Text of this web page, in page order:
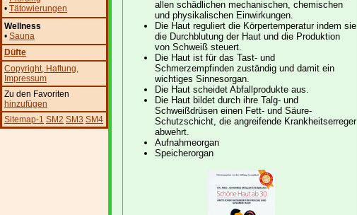
allen schädlichen mechanischen, chemischen
und physikalischen Einwirkungen.
Die Haut reguliert die Körpertemperatur indem sie
die Durchblutung der Haut und die Produktion
von Schweiß steuert.
Die Haut ist für das Tast- und
Schmerzempfinden zuständig und damit ein
wichtiges Sinnesorgan.
Die Haut scheidet Abfallprodukte aus.
Die Haut bildet durch ihre Talg- und
Schweißdrüsen einen Fett- und Säure-
Schutzschicht, die angreifende Krankheitserreger
abwehrt.
Aufnahmeorgan
Speicherorgan
• Tätowierungen
Wellness
• Sauna
Düfte
Copyright, Haftung,
Impressum
Zu den Favoriten
hinzufügen
Sitemap-1 SM2 SM3 SM4